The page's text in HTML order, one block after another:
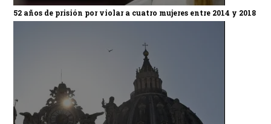
52 años de prisión por violar a cuatro mujeres entre 2014 y 2018